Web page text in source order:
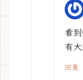
看
有
回复